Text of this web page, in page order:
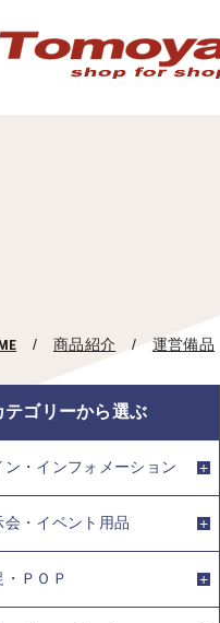
商品紹介 運営備品
テゴリーから選ぶ
ン・インフォメーション
会・イベント用品
・ＰＯＰ